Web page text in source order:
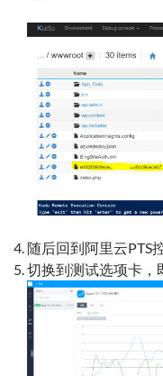
随后回到阿里云PTS
切换到测试选项卡，